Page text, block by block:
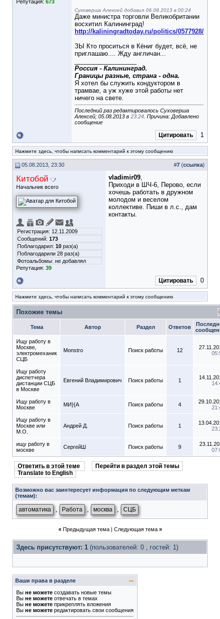
Репутация: 673
Суховерша Алексей добавил 06.08.2013 в 00:24
Даже министра торговли Великобритании
восхитил Калининград!
http://kaliningradtoday.ru/politics/0577928/
ЗЫ Кто проситься в Кёниг будет, всё, не
приглашаю.... Жду англичан...
Россия - Калининград.
Границы разные, страна - одна.
Я хотел бы служить кондуктором в
трамвае, а уж хуже этой работы нет
ничего на свете.
Последний раз редактировалось Суховерша
Алексей; 05.08.2013 в 23:24 . Причина: Добавлено
сообщение
Цитировать 1
Нажмите здесь, чтобы написать комментарий к этому сообщению
05.08.2013, 23:30 #7 (ссылка)
Китобой
Начальник всего
Регистрация: 12.11.2009
Сообщений: 173
Поблагодарил: 10 раз(а)
Поблагодарили 28 раз(а)
Фотоальбомы: не добавлял
Репутация: 39
vladimir09,
Приходи в ШЧ-6, Перово, если
хочешь работать в дружном
молодом и веселом
коллективе. Пиши в л.с., дам
контакты.
Цитировать 0
Нажмите здесь, чтобы написать комментарий к этому сообщению
Похожие темы
Тема Автор Раздел Ответов
Ищу работу в
Москве,
электромеханик
СЦБ
Monstro Поиск работы 12
Ищу работу
диспетчера
дистанции СЦБ
в Москве
Евгений Владимирович Поиск работы 1
Ищу работу в
Москве
МИ}{А Поиск работы 4
Ищу работу в
Москве или
М.О.
Андрей Д. Поиск работы 1
ищу работу в
москве
СергейШ Поиск работы 9
Ответить в этой теме
Перейти в раздел этой темы
Translate to English
Возможно вас заинтересует информация по следующим меткам
(темам):
автоматика Работа москва СЦБ
« Предыдущая тема| Следующая тема »
Здесь присутствуют: 1 (пользователей: 0 , гостей: 1)
Ваши права в разделе
Вы не можете создавать новые темы
Вы не можете отвечать в темах
Вы не можете прикреплять вложения
Вы не можете редактировать свои сообщения